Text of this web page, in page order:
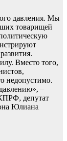
давления. Мы
товарищей
Вместо того,
недопустимо.
–
КПРФ, депутат
Юлиана